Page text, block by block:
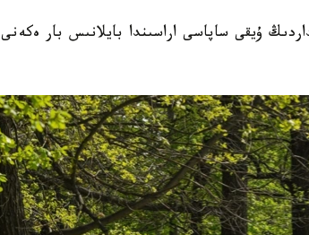
ۇيقى ساپاسى اراسىندا بايلانىس بار ەكەنى